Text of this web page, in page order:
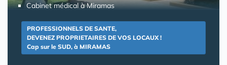
Cabinet médical à Miramas
PROFESSIONNELS DE SANTE,
DEVENEZ PROPRIETAIRES DE VOS LOCAUX !
Cap sur le SUD, à MIRAMAS